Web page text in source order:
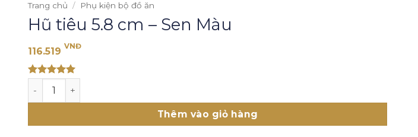
Trang chủ / Phụ kiện bộ đồ ăn
Hũ tiêu 5.8 cm – Sen Màu
116.519 VNĐ
out of 5
Hũ tiêu 5.8 cm - Sen Màu số lượng
Thêm vào giỏ hàng